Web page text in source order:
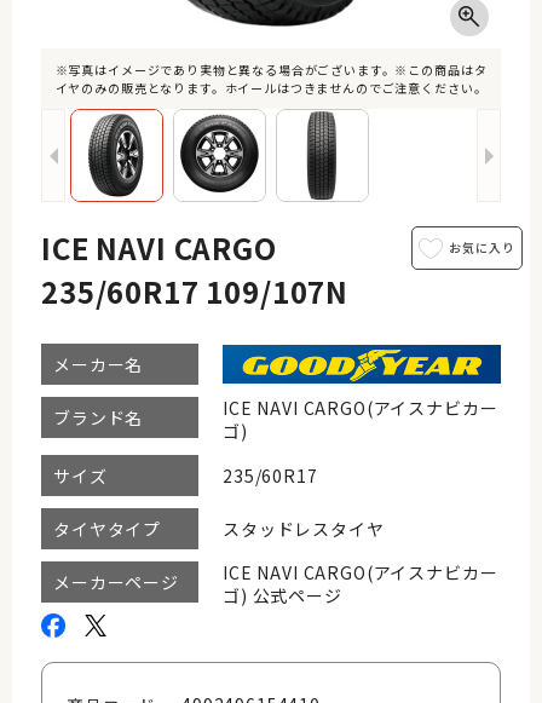
※写真はイメージであり実物と異なる場合がございます。※この商品はタ
イヤのみの販売となります。ホイールはつきませんのでご注意ください。
ICE NAVI CARGO
235/60R17 109/107N
メーカー名
ブランド名
ICE NAVI CARGO(アイスナビカー
ゴ)
サイズ
235/60R17
タイヤタイプ スタッドレスタイヤ
メーカーページ
ICE NAVI CARGO(アイスナビカー
ゴ) 公式ページ